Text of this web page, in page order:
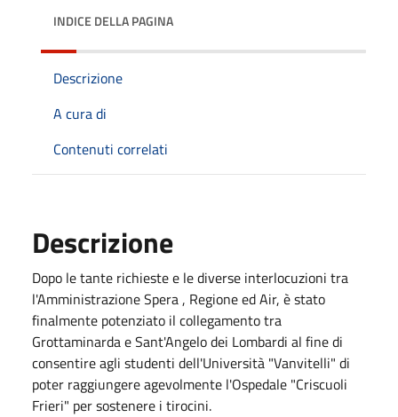
INDICE DELLA PAGINA
Descrizione
A cura di
Contenuti correlati
Descrizione
Dopo le tante richieste e le diverse interlocuzioni tra
l'Amministrazione Spera , Regione ed Air, è stato
finalmente potenziato il collegamento tra
Grottaminarda e Sant'Angelo dei Lombardi al fine di
consentire agli studenti dell'Università "Vanvitelli" di
poter raggiungere agevolmente l'Ospedale "Criscuoli
Frieri" per sostenere i tirocini.